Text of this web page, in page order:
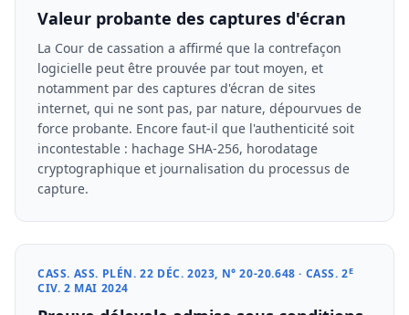
Valeur probante des captures d'écran
La Cour de cassation a affirmé que la contrefaçon
logicielle peut être prouvée par tout moyen, et
notamment par des captures d'écran de sites
internet, qui ne sont pas, par nature, dépourvues de
force probante. Encore faut-il que l'authenticité soit
incontestable : hachage SHA-256, horodatage
cryptographique et journalisation du processus de
capture.
CASS. ASS. PLÉN. 22 DÉC. 2023, N° 20-20.648 · CASS. 2E
CIV. 2 MAI 2024